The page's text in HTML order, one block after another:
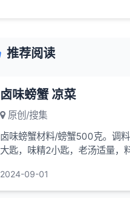
推荐阅读
卤味螃蟹 凉菜
原创/搜集
卤味螃蟹材料/螃蟹500克。调
大匙，味精2小匙，老汤适量，
2024-09-01